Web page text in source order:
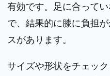
有効です。足に合って
で、結果的に膝に負担
スがあります。
サイズや形状をチェッ